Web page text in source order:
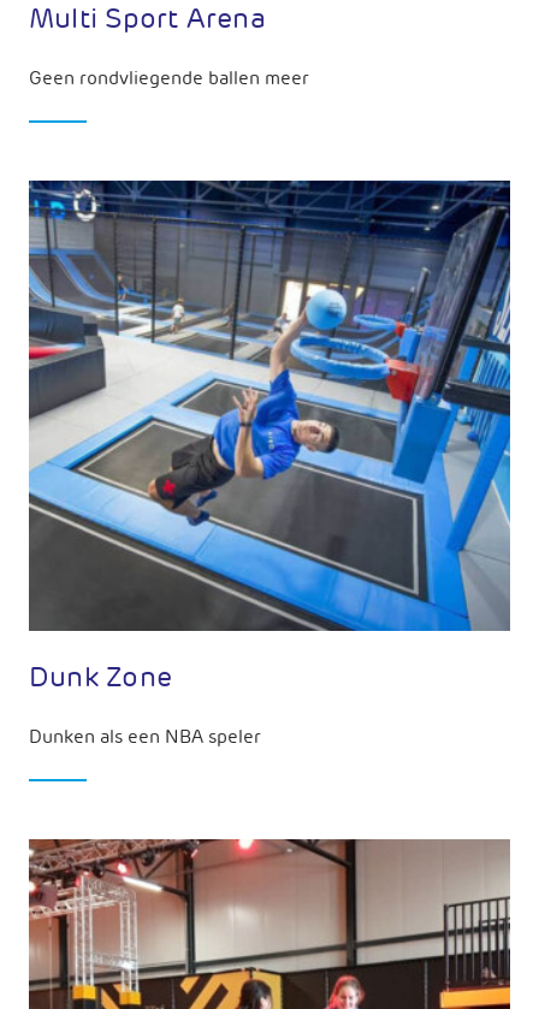
Multi Sport Arena
Geen rondvliegende ballen meer
Dunk Zone
Dunken als een NBA speler